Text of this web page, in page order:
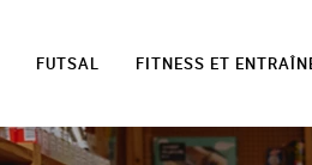
FUTSAL FITNESS ET